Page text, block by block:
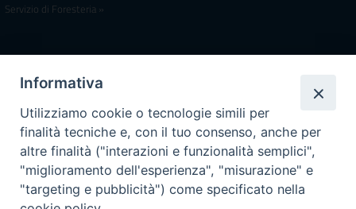
Servizio di Foresteria »
Iscrivimi Alla Newsletter
Accessibilità
Note Legali|Privacy
Prossime reperibilità IZSLER
Informativa
Utilizziamo cookie o tecnologie simili per
finalità tecniche e, con il tuo consenso, anche per
altre finalità ("interazioni e funzionalità semplici",
"miglioramento dell'esperienza", "misurazione" e
"targeting e pubblicità") come specificato nella